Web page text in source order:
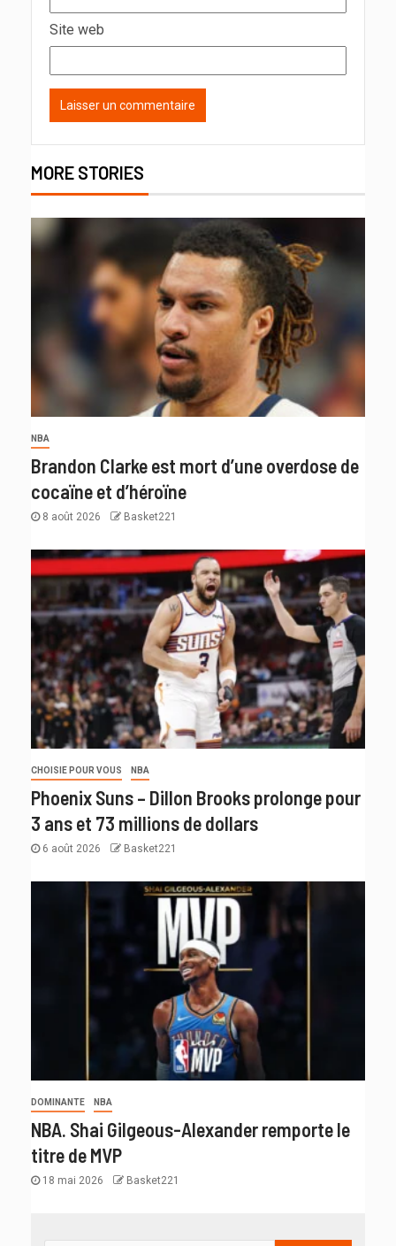
Site web
MORE STORIES
NBA
Brandon Clarke est mort d’une overdose de
cocaïne et d’héroïne
8 août 2026 Basket221
CHOISIE POUR VOUS NBA
Phoenix Suns – Dillon Brooks prolonge pour
3 ans et 73 millions de dollars
6 août 2026 Basket221
DOMINANTE NBA
NBA. Shai Gilgeous-Alexander remporte le
titre de MVP
18 mai 2026 Basket221